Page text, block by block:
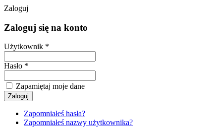
Zaloguj
Zaloguj się na konto
Użytkownik *
Hasło *
Zapamiętaj moje dane
Zapomniałeś hasła?
Zapomniałeś nazwy użytkownika?